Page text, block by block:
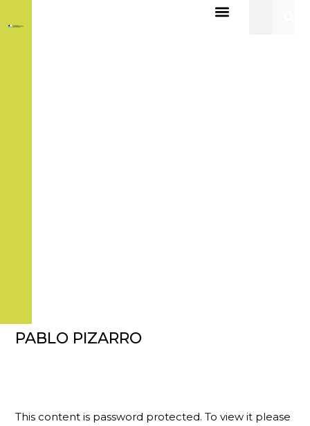
PABLO PIZARRO
This content is password protected. To view it please